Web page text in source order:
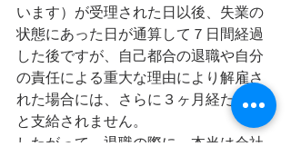
います）が受理された日以後、失業の
状態にあった日が通算して７日間経過
した後ですが、自己都合の退職や自分
の責任による重大な理由により解雇さ
れた場合には、さらに３ヶ月経たない
と支給されません。
したがって、退職の際に、本当は会社